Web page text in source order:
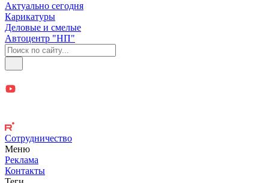
Актуально сегодня
Карикатуры
Деловые и смелые
Автоцентр "НП"
Сотрудничество
Меню
Реклама
Контакты